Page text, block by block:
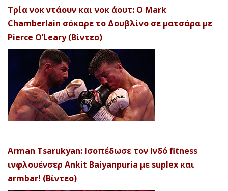
Τρία νοκ ντάουν και νοκ άουτ: Ο Mark
Chamberlain σόκαρε το Δουβλίνο σε ματσάρα με
Pierce O’Leary (Βίντεο)
Arman Tsarukyan: Ισοπέδωσε τον Ινδό fitness
ινφλουένσερ Ankit Baiyanpuria με suplex και
armbar! (Βίντεο)